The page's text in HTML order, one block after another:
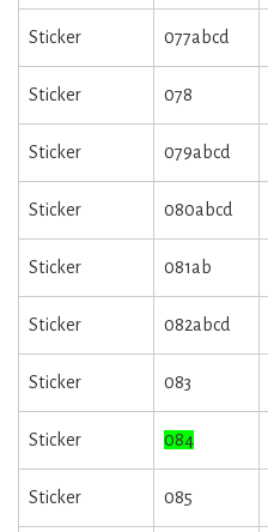
Sticker 077abcd
Sticker 078
Sticker 079abcd
Sticker 080abcd
Sticker 081ab
Sticker 082abcd
Sticker 083
Sticker 084
Sticker 085